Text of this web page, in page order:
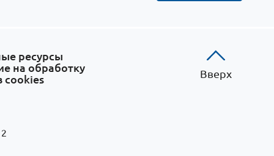
ресурсы
на обработку
cookies
Вверх